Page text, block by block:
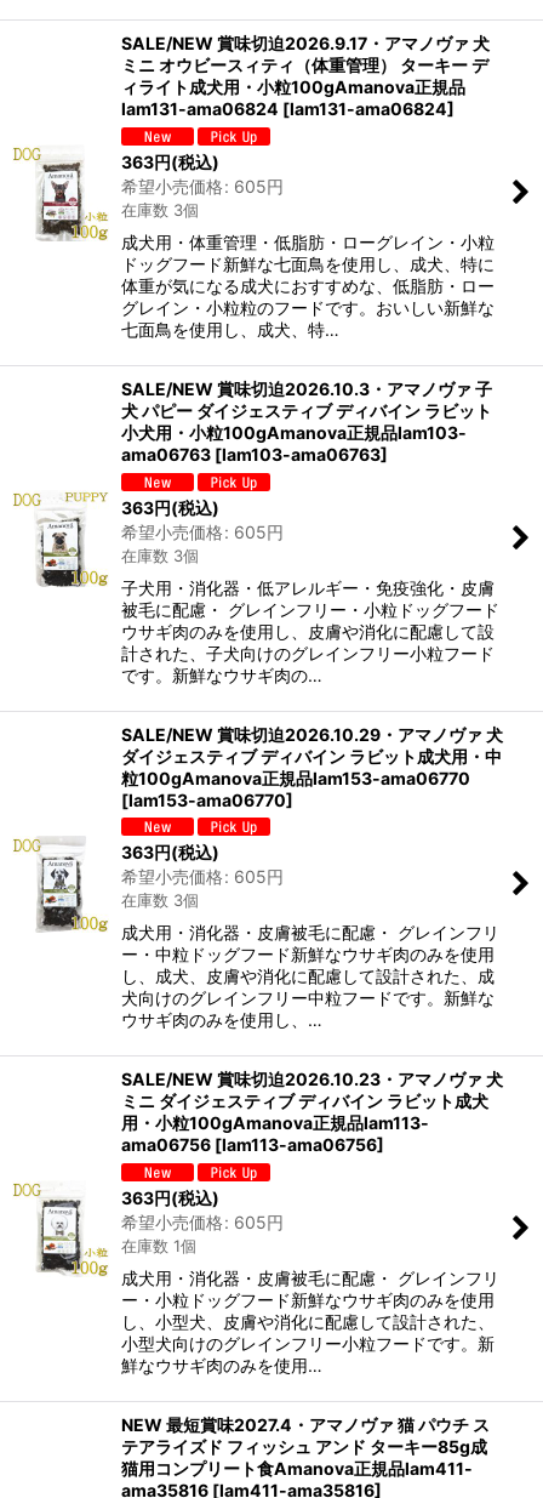
SALE/NEW 賞味切迫2026.9.17・アマノヴァ 犬
ミニ オウビースィティ（体重管理） ターキー デ
ィライト成犬用・小粒100gAmanova正規品
lam131-ama06824 [lam131-ama06824]
363円(税込)
希望小売価格: 605円
在庫数 3個
成犬用・体重管理・低脂肪・ローグレイン・小粒
ドッグフード新鮮な七面鳥を使用し、成犬、特に
体重が気になる成犬におすすめな、低脂肪・ロー
グレイン・小粒粒のフードです。おいしい新鮮な
七面鳥を使用し、成犬、特…
SALE/NEW 賞味切迫2026.10.3・アマノヴァ 子
犬 パピー ダイジェスティブ ディバイン ラビット
小犬用・小粒100gAmanova正規品lam103-
ama06763 [lam103-ama06763]
363円(税込)
希望小売価格: 605円
在庫数 3個
子犬用・消化器・低アレルギー・免疫強化・皮膚
被毛に配慮・ グレインフリー・小粒ドッグフード
ウサギ肉のみを使用し、皮膚や消化に配慮して設
計された、子犬向けのグレインフリー小粒フード
です。新鮮なウサギ肉の…
SALE/NEW 賞味切迫2026.10.29・アマノヴァ 犬
ダイジェスティブ ディバイン ラビット成犬用・中
粒100gAmanova正規品lam153-ama06770
[lam153-ama06770]
363円(税込)
希望小売価格: 605円
在庫数 3個
成犬用・消化器・皮膚被毛に配慮・ グレインフリ
ー・中粒ドッグフード新鮮なウサギ肉のみを使用
し、成犬、皮膚や消化に配慮して設計された、成
犬向けのグレインフリー中粒フードです。新鮮な
ウサギ肉のみを使用し、…
SALE/NEW 賞味切迫2026.10.23・アマノヴァ 犬
ミニ ダイジェスティブ ディバイン ラビット成犬
用・小粒100gAmanova正規品lam113-
ama06756 [lam113-ama06756]
363円(税込)
希望小売価格: 605円
在庫数 1個
成犬用・消化器・皮膚被毛に配慮・ グレインフリ
ー・小粒ドッグフード新鮮なウサギ肉のみを使用
し、小型犬、皮膚や消化に配慮して設計された、
小型犬向けのグレインフリー小粒フードです。新
鮮なウサギ肉のみを使用…
NEW 最短賞味2027.4・アマノヴァ 猫 パウチ ス
テアライズド フィッシュ アンド ターキー85g成
猫用コンプリート食Amanova正規品lam411-
ama35816 [lam411-ama35816]